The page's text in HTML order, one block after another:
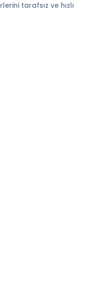
tarafsız ve hızlı